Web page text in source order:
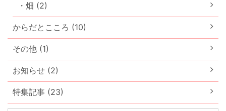
・畑 (2)
からだとこころ (10)
その他 (1)
お知らせ (2)
特集記事 (23)